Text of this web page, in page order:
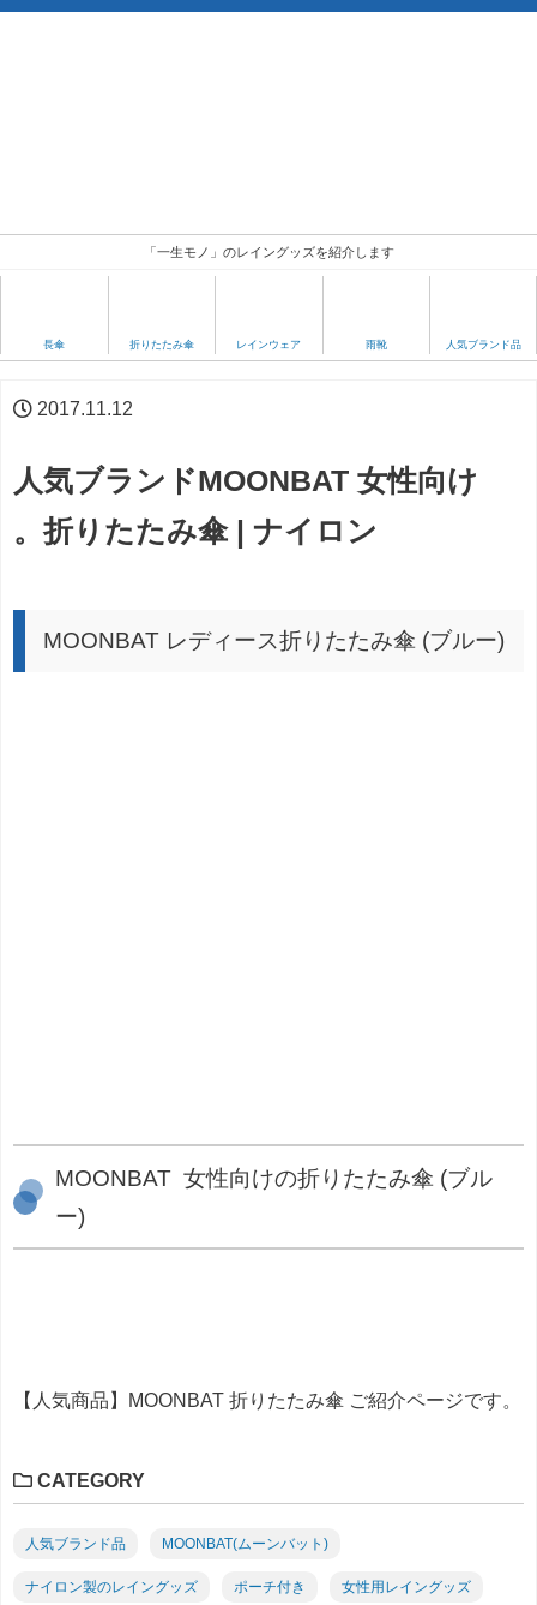
「一生モノ」のレイングッズを紹介します
長傘 折りたたみ傘 レインウェア 雨靴 人気ブランド品
2017.11.12
人気ブランドMOONBAT 女性向け
。折りたたみ傘 | ナイロン
MOONBAT レディース折りたたみ傘 (ブルー)
MOONBAT 女性向けの折りたたみ傘 (ブル
ー)
【人気商品】MOONBAT 折りたたみ傘 ご紹介ページです。
CATEGORY
人気ブランド品 MOONBAT(ムーンバット)
ナイロン製のレイングッズ ポーチ付き 女性用レイングッズ